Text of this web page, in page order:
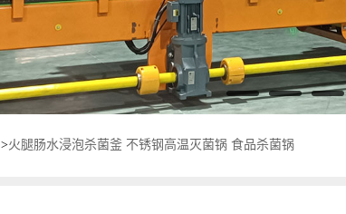
>火腿肠水浸泡杀菌釜 不锈钢高温灭菌锅 食品杀菌锅